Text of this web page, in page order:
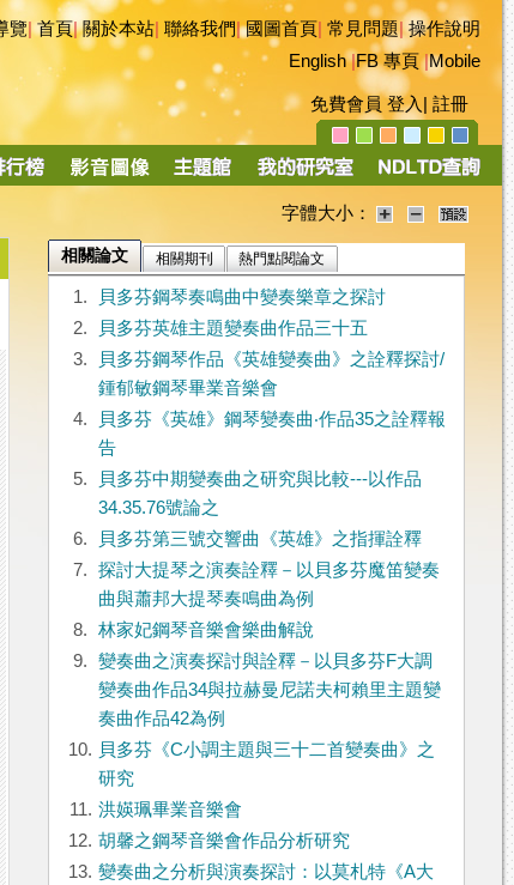
覽|首頁|關於本站 聯絡我們|國圖首頁 常見問題|操作說明
English|FB 專頁|Mobile
免費會員 登入 註冊
字體大小：
相關論文 相關期刊 熱門點閱論文
1.
貝多芬鋼琴奏鳴曲中變奏樂章之探討
2.
貝多芬英雄主題變奏曲作品三十五
3.
貝多芬鋼琴作品《英雄變奏曲》之詮釋探討/
鍾郁敏鋼琴畢業音樂會
4.
貝多芬《英雄》鋼琴變奏曲‧作品35之詮釋報
告
5.
貝多芬中期變奏曲之研究與比較---以作品
34.35.76號論之
6.
貝多芬第三號交響曲《英雄》之指揮詮釋
7.
探討大提琴之演奏詮釋－以貝多芬魔笛變奏
曲與蕭邦大提琴奏鳴曲為例
8.
林家妃鋼琴音樂會樂曲解說
9.
變奏曲之演奏探討與詮釋－以貝多芬F大調
變奏曲作品34與拉赫曼尼諾夫柯賴里主題變
奏曲作品42為例
10. 貝多芬《C小調主題與三十二首變奏曲》之
研究
11. 洪媖珮畢業音樂會
12. 胡馨之鋼琴音樂會作品分析研究
13. 變奏曲之分析與演奏探討：以莫札特《A大